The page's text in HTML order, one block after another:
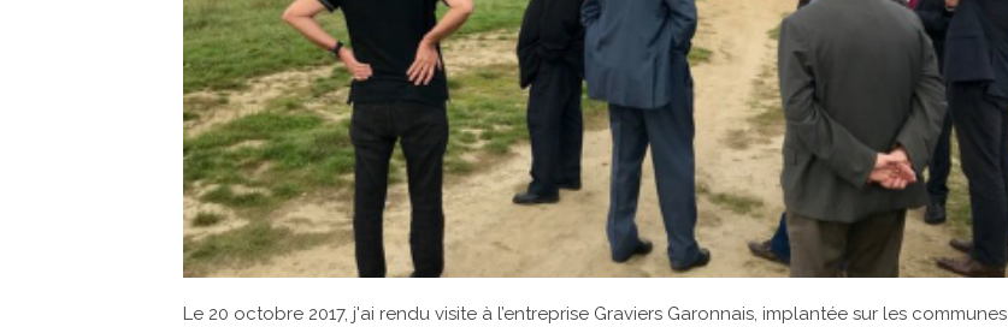
Le 20 octobre 2017, j'ai rendu visite à l’entreprise Graviers Garonnais, implantée sur les communes